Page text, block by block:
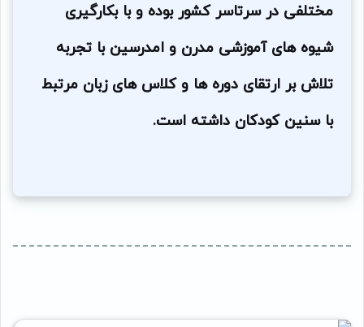
مختلفی در سرتاسر کشور بوده و با بکارگیری
شیوه های آموزشی مدرن و امدرسین با تجربه
تلاش بر ارتقای دوره ها و کلاس های زبان مرتبط
با سنین کودکان داشته است.